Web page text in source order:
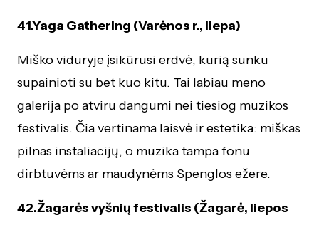
41.Yaga Gathering (Varėnos r., liepa)
Miško viduryje įsikūrusi erdvė, kurią sunku
supainioti su bet kuo kitu. Tai labiau meno
galerija po atviru dangumi nei tiesiog muzikos
festivalis. Čia vertinama laisvė ir estetika: miškas
pilnas instaliacijų, o muzika tampa fonu
dirbtuvėms ar maudynėms Spenglos ežere.
42.Žagarės vyšnių festivalis (Žagarė, liepos